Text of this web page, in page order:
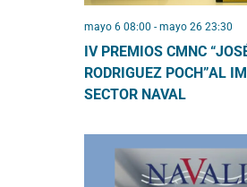
mayo 6 08:00 - mayo 26 23:30
IV PREMIOS CMNC
RODRIGUEZ POCH”AL
SECTOR NAVAL